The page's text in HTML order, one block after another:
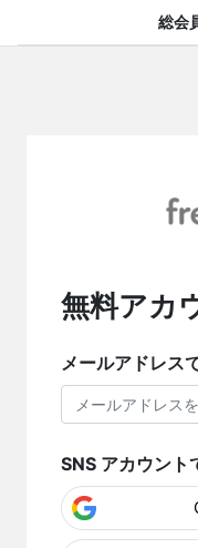
総会
無料アカ
メールアドレス
SNS アカウント